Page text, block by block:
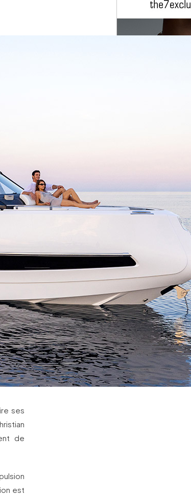
ses
de
est